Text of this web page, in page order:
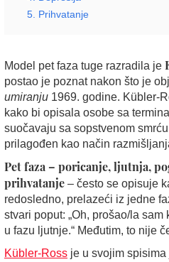
5. Prihvatanje
Model pet faza tuge razradila je
postao je poznat nakon što je
umiranju 1969. godine. Kübler-
kako bi opisala osobe sa
suočavaju sa sopstvenom
prilagođen kao način
Pet faza – poricanje, ljutnja,
prihvatanje – često se opisuje
redosledno, prelazeći iz jedne
stvari poput: „Oh, prošao/la
u fazu ljutnje.“ Međutim, to nije
Kübler-Ross je u svojim